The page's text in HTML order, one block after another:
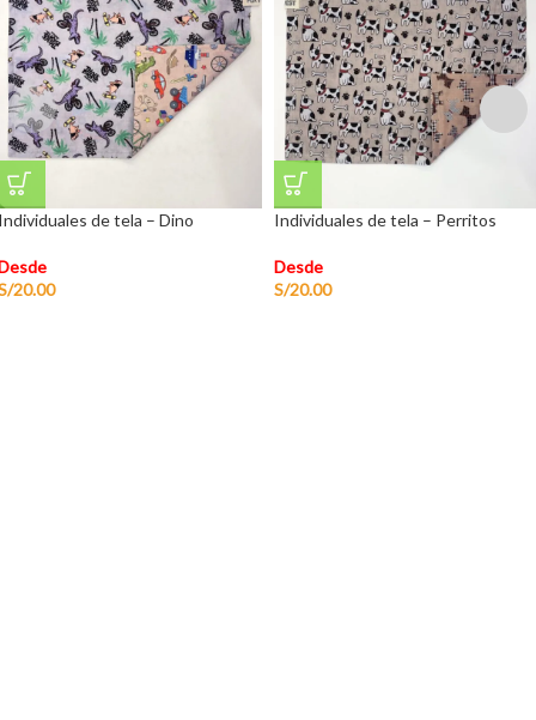
de tela – Dino
20.00
Individuales de tela – Perritos
Desde
S/20.00